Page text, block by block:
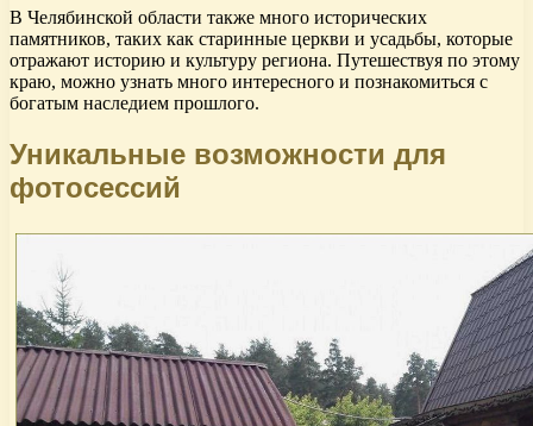
В Челябинской области также много исторических
памятников, таких как старинные церкви и усадьбы, которые
отражают историю и культуру региона. Путешествуя по этому
краю, можно узнать много интересного и познакомиться с
богатым наследием прошлого.
Уникальные возможности для
фотосессий